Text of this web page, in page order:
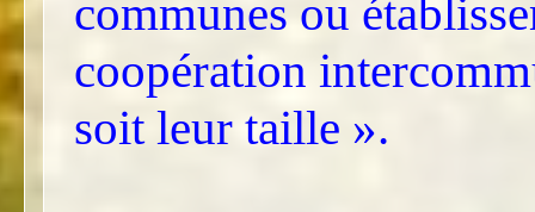
communes ou
coopération
soit leur taille ».